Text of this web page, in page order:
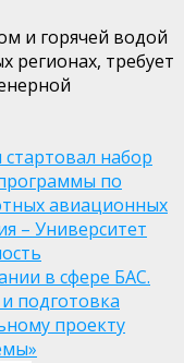
и горячей водой
регионах, требует
набор
по
авиационных
– Университет
в сфере БАС.
подготовка
проекту